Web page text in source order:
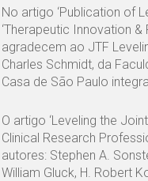
No artigo ‘Publication of
‘Therapeutic Innovation
agradecem ao JTF
Charles Schmidt, da
Casa de São Paulo
O artigo ‘Leveling the
Clinical Research
autores: Stephen A.
William Gluck, H. Robert